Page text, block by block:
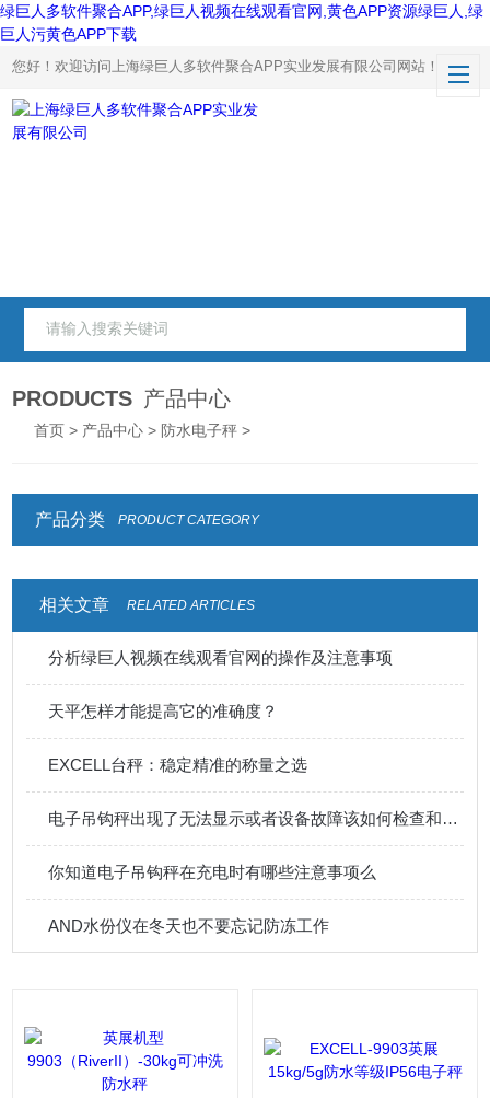
绿巨人多软件聚合APP,绿巨人视频在线观看官网,黄色APP资源绿巨人,绿
巨人污黄色APP下载
您好！欢迎访问上海绿巨人多软件聚合APP实业发展有限公司网站！
PRODUCTS 产品中心
首页 > 产品中心 > 防水电子秤 >
产品分类 PRODUCT CATEGORY
相关文章 RELATED ARTICLES
分析绿巨人视频在线观看官网的操作及注意事项
天平怎样才能提高它的准确度？
EXCELL台秤：稳定精准的称量之选
电子吊钩秤出现了无法显示或者设备故障该如何检查和排除呢
你知道电子吊钩秤在充电时有哪些注意事项么
AND水份仪在冬天也不要忘记防冻工作